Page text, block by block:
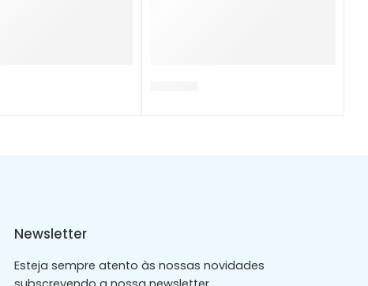
Newsletter
Esteja sempre atento às nossas novidades